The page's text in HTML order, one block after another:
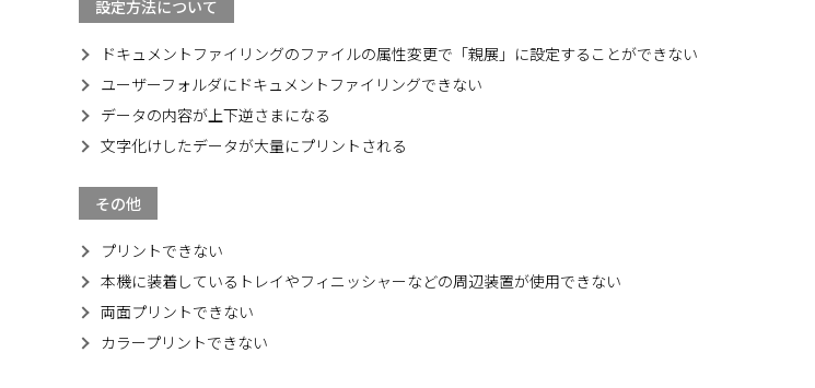
設定方法について
ドキュメントファイリングのファイルの属性変更で「親展」に設定することができない
ユーザーフォルダにドキュメントファイリングできない
データの内容が上下逆さまになる
文字化けしたデータが大量にプリントされる
その他
プリントできない
本機に装着しているトレイやフィニッシャーなどの周辺装置が使用できない
両面プリントできない
カラープリントできない